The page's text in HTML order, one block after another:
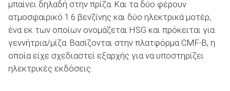
μπαίνει δηλαδή στην πρίζα. Και τα δύο φέρουν
ατμοσφαιρικό 1.6 βενζίνης και δύο ηλεκτρικά μοτέρ,
ένα εκ των οποίων ονομάζεται HSG και πρόκειται για
γεννήτρια/μίζα. Βασίζονται στην πλατφόρμα CMF-B, η
οποία είχε σχεδιαστεί εξαρχής για να υποστηρίζει
ηλεκτρικές εκδόσεις.